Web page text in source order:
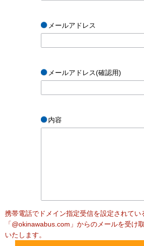
メールアドレス
メールアドレス(確認用)
内容
携帯電話でドメイン指定受信を設定されてい
「@okinawabus.com」からのメールを受け
いたします。